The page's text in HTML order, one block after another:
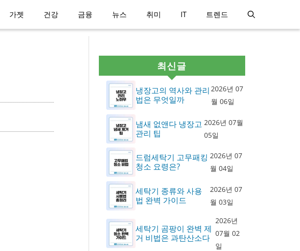
가젯 건강 금융 뉴스 취미 IT 트렌드
최신글
냉장고의 역사와 관리
법은 무엇일까
2026년 07
월 06일
냄새 없앤다 냉장고
관리 팁
2026년 07월
05일
드럼세탁기 고무패킹
청소 요령은?
2026년 07
월 04일
세탁기 종류와 사용
법 완벽 가이드
2026년 07
월 03일
세탁기 곰팡이 완벽 제
거 비법은 과탄산소다
2026년
07월 02
일